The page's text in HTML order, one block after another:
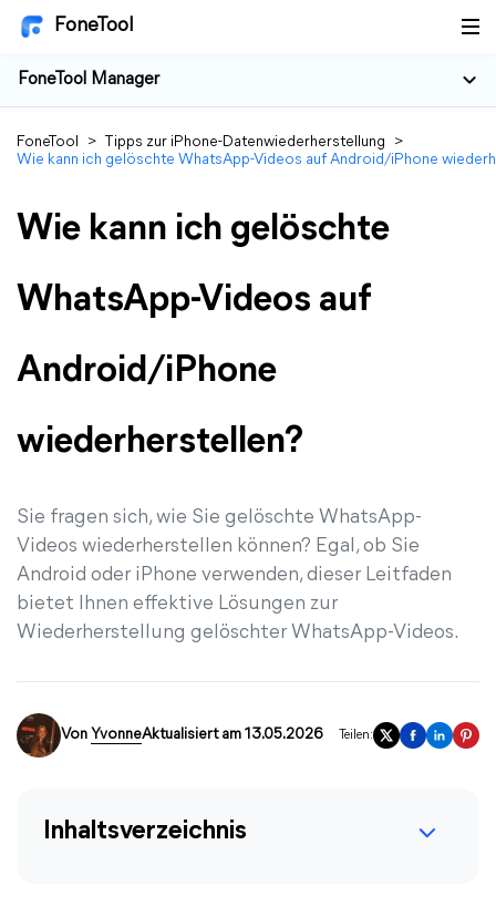
FoneTool
FoneTool Manager
FoneTool > Tipps zur iPhone-Datenwiederherstellung
>
Wie kann ich gelöschte WhatsApp-Videos auf Android/iPhone
Wie kann ich gelöschte
WhatsApp-Videos auf
Android/iPhone
wiederherstellen?
Sie fragen sich, wie Sie gelöschte WhatsApp-
Videos wiederherstellen können? Egal, ob Sie
Android oder iPhone verwenden, dieser Leitfaden
bietet Ihnen effektive Lösungen zur
Wiederherstellung gelöschter WhatsApp-Videos.
Von YvonneAktualisiert am 13.05.2026 Teilen:
Inhaltsverzeichnis